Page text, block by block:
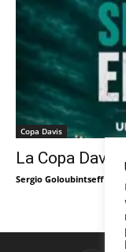
Copa Davis
La Copa Davis
Sergio Goloubintseff